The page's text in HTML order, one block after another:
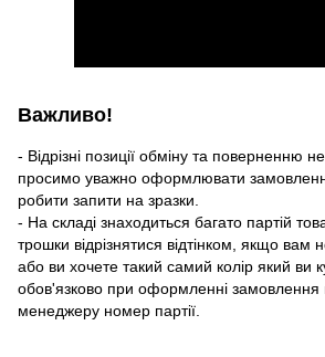
Важливо!
- Відрізні позиції обміну та поверненню
просимо уважно оформлювати
робити запити на зразки.
- На складі знаходиться багато партій
трошки відрізнятися відтінком, якщо вам
або ви хочете такий самий колір який ви
обов'язково при оформленні замовлення
менеджеру номер партії.